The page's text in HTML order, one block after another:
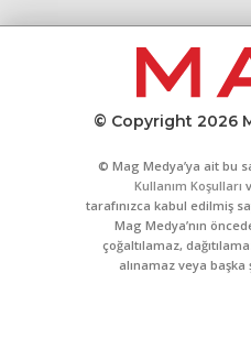
© Copyright 2026
© Mag Medya’ya ait bu
Kullanım Koşulları
tarafınızca kabul edilmiş
Mag Medya’nın
çoğaltılamaz,
alınamaz veya